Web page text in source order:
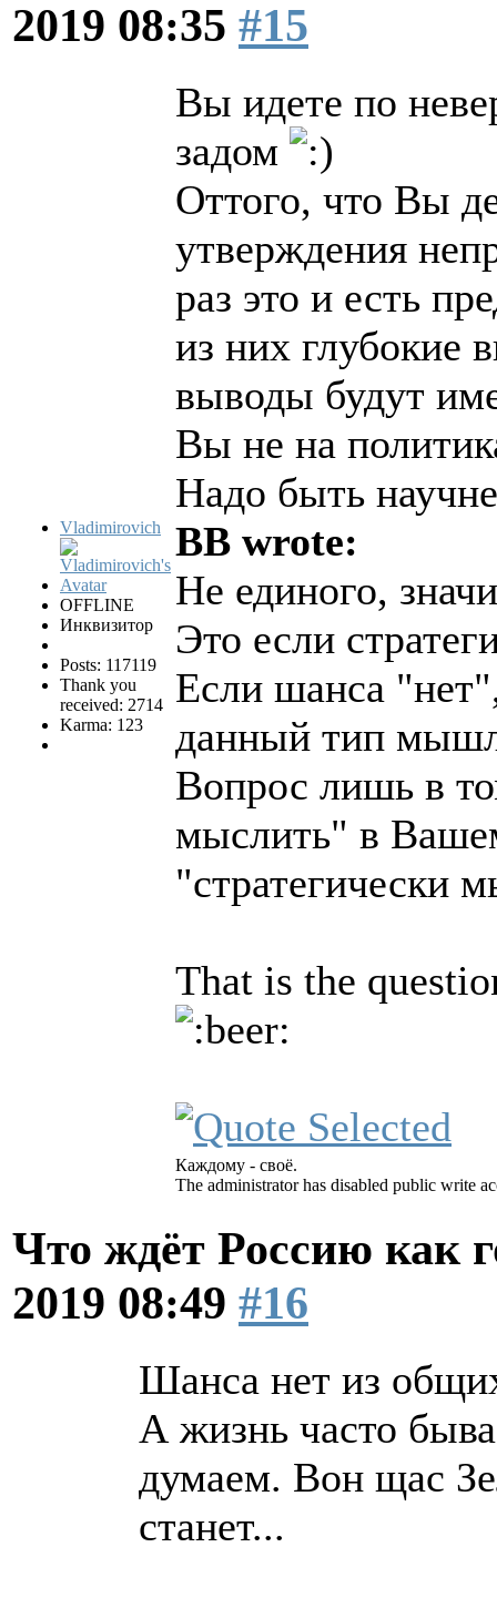
2019 08:35 #15
Vladimirovich
OFFLINE
Инквизитор
Posts: 117119
Thank you
received: 2714
Karma: 123
Вы идете по
задом
Оттого, что Вы
утверждения
раз это и есть
из них глубокие
выводы будут
Вы не на
Надо быть
BB wrote:
Не единого,
Это если
Если шанса
данный тип
Вопрос лишь в
мыслить" в
"стратегически
That is the
Каждому - своё.
The administrator has disabled public write
Что ждёт Россию как
2019 08:49 #16
Шанса нет из
А жизнь часто
думаем. Вон щас
станет...